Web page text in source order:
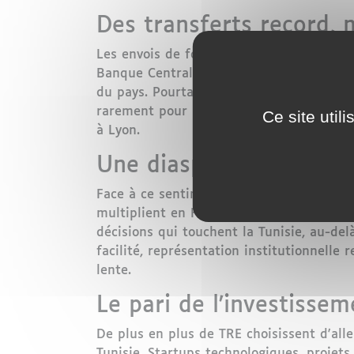
Des transferts record,
Les envois de fonds des TRE ont
Banque Centrale de Tunisie. Une
du pays. Pourtant, nombreux sont les
rarement pour leurs idées. "On nous
à Lyon.
Une diaspora qui
Face à ce sentiment
multiplient en France, en Italie, en
décisions qui touchent la Tunisie, au-
facilité, représentation institutionnelle
lente.
Le pari de
De plus en plus de TRE choisissent
Ce site